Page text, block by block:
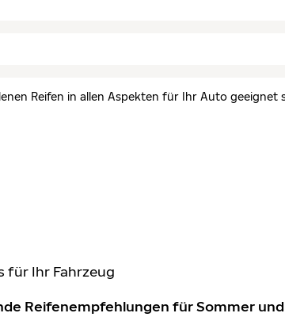
Reifen in allen Aspekten für Ihr Auto geeignet
für Ihr Fahrzeug
Reifenempfehlungen für Sommer